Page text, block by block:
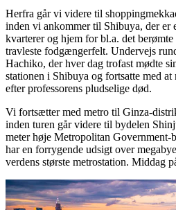
Herfra går vi videre til
inden vi ankommer til Shibuya, der er
kvarterer og hjem for bl.a. det
travleste fodgængerfelt. Undervejs
Hachiko, der hver dag trofast mødte
stationen i Shibuya og fortsatte med
efter professorens pludselige død.
Vi fortsætter med metro til Ginza-
inden turen går videre til bydelen
meter høje Metropolitan
har en forrygende udsigt over
verdens største metrostation. Middag